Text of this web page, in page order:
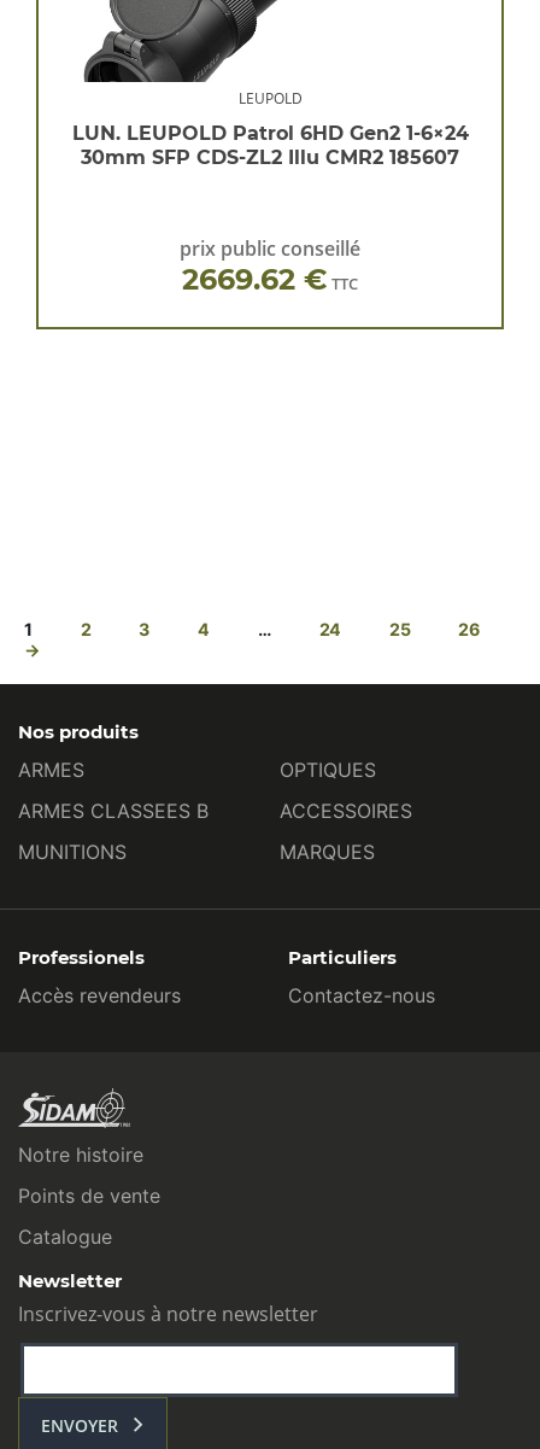
LEUPOLD
LUN. LEUPOLD Patrol 6HD Gen2 1-6×24
30mm SFP CDS-ZL2 Illu CMR2 185607
prix public conseillé
2669.62 € TTC
1 2 3 4 … 24 25
26
→
Nos produits
ARMES
ARMES CLASSEES B
MUNITIONS
OPTIQUES
ACCESSOIRES
MARQUES
Professionels
Accès revendeurs
Particuliers
Contactez-nous
Notre histoire
Points de vente
Catalogue
Newsletter
Inscrivez-vous à notre newsletter
ENVOYER